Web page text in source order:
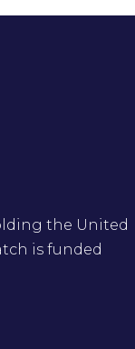
the United
is funded